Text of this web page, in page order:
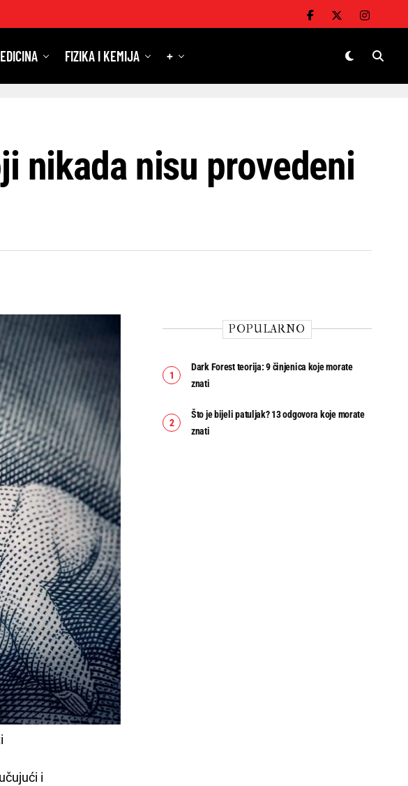
FIZIKA I KEMIJA +
nikada nisu provedeni
i
POPULARNO
Dark Forest teorija: 9 činjenica koje morate
znati
Što je bijeli patuljak? 13 odgovora koje morate
znati